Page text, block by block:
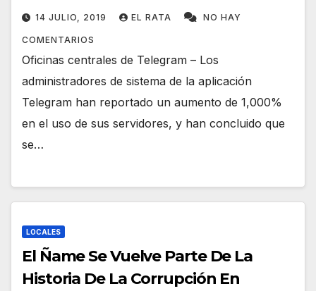
14 JULIO, 2019 EL RATA NO HAY
COMENTARIOS
Oficinas centrales de Telegram – Los
administradores de sistema de la aplicación
Telegram han reportado un aumento de 1,000%
en el uso de sus servidores, y han concluido que
se…
LOCALES
El Ñame Se Vuelve Parte De La
Historia De La Corrupción En